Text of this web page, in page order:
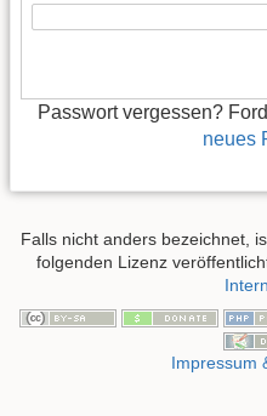
Passwort vergessen?
neues
Falls nicht anders bezeichnet,
folgenden Lizenz
Impressum